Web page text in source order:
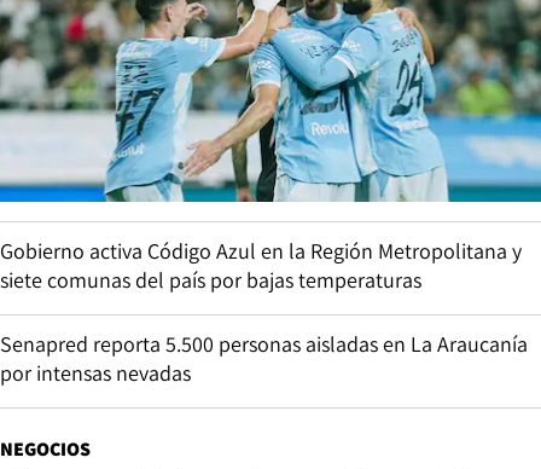
Gobierno activa Código Azul en la Región Metropolitana y
siete comunas del país por bajas temperaturas
Senapred reporta 5.500 personas aisladas en La Araucanía
por intensas nevadas
NEGOCIOS